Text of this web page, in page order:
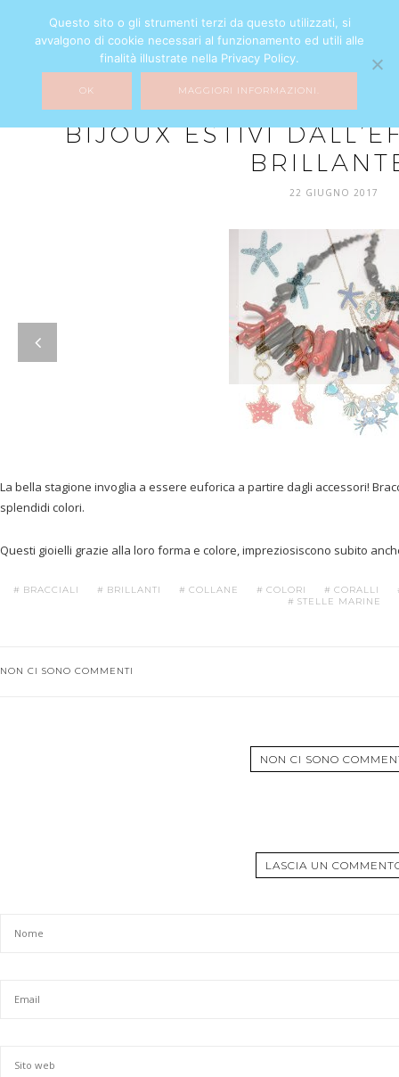
BIJOUX ESTIVI
22 GIUGNO 2017
prev
La bella stagione invoglia a essere euforica a partire dagli accessori!
splendidi colori.
Questi gioielli grazie alla loro forma e colore, impreziosiscono subito
BRACCIALI BRILLANTI COLLANE COLORI
CORALLI
STELLE MARINE
NON CI SONO COMMENTI
NON CI SONO
LASCIA UN
Questo sito o gli strumenti terzi da questo utilizzati, si
avvalgono di cookie necessari al funzionamento ed utili alle
finalità illustrate nella Privacy Policy.
OK MAGGIORI INFORMAZIONI.